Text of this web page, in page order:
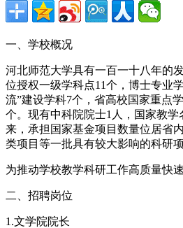
一、学校概况
河北师范大学具有一百一十八年的
位授权一级学科点11个，博士专业
流”建设学科7个，省高校国家重点
个。现有中科院院士1人，国家教
来，承担国家基金项目数量位居省
类项目等一批具有较大影响的科研项
为推动学校教学科研工作高质量快
二、招聘岗位
1.文学院院长